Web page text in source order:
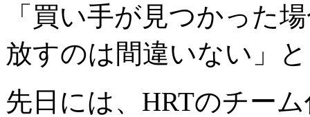
「買い手が見つかった
放すのは間違いない」
先日には、HRTのチー